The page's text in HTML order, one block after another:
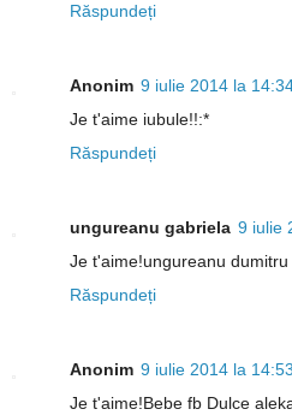
Răspundeți
Anonim 9 iulie 2014 la
Je t'aime iubule!!:*
Răspundeți
ungureanu gabriela 9 iulie
Je t'aime!ungureanu dumitru
Răspundeți
Anonim 9 iulie 2014 la 14:53
Je t'aime!Bebe fb Dulce